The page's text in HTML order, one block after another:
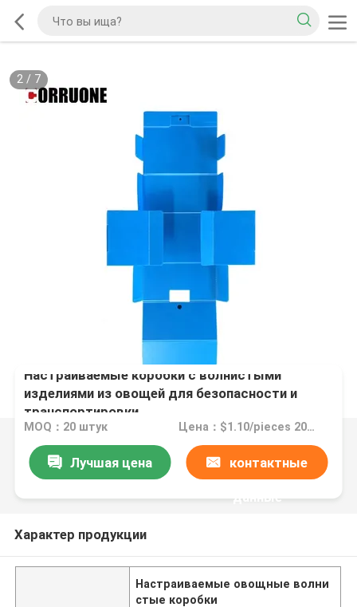
2/ 7
Настраиваемые коробки с волнистыми
изделиями из овощей для безопасности и
транспортировки
MOQ：20 штук Цена：$1.10/pieces 20-1999 pieces
Лучшая цена контактные
данные
Характер продукции
Настраиваемые овощные волни
стые коробки